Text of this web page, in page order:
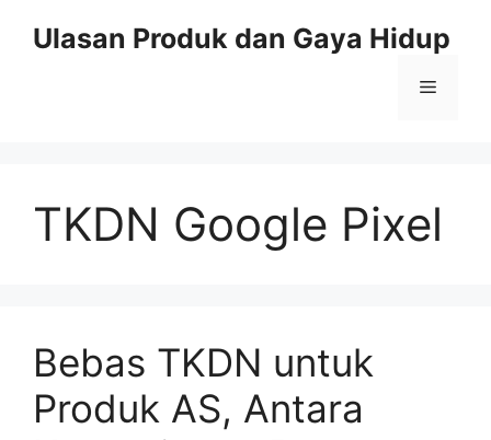
Ulasan Produk dan Gaya Hidup
Menu
TKDN Google Pixel
Bebas TKDN untuk
Produk AS, Antara